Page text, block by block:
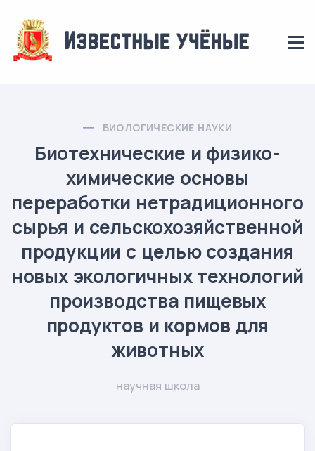
БИОЛОГИЧЕСКИЕ НАУКИ
Биотехнические и физико-
химические основы
переработки нетрадиционного
сырья и сельскохозяйственной
продукции с целью создания
новых экологичных технологий
производства пищевых
продуктов и кормов для
животных
научная школа